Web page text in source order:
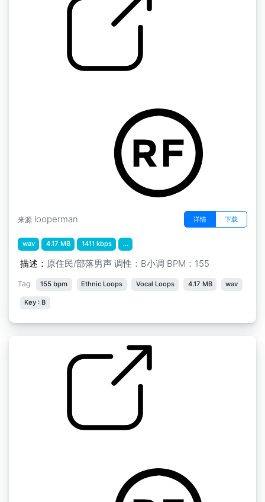
来源 looperman 详情 下载
wav 4.17 MB 1411 kbps ...
描述： 原住民/部落男声 调性：B小调 BPM：155
Tag: 155 bpm Ethnic Loops Vocal Loops 4.17 MB wav
Key : B